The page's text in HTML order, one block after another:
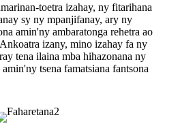
toetra izahay, ny fitarihana
sy ny mpanjifanay, ary ny
amin'ny ambaratonga rehetra ao
izany, mino izahay fa ny
tena ilaina mba hihazonana ny
tsena famatsiana fantsona